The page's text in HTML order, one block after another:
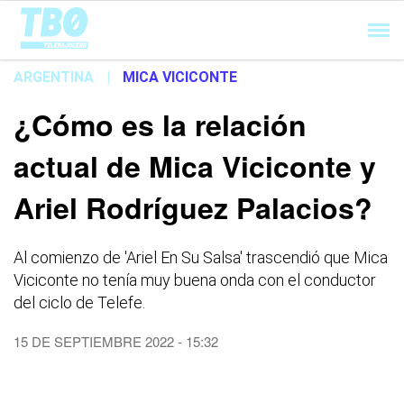
Cargando...
ARGENTINA | MICA VICICONTE
¿Cómo es la relación
actual de Mica Viciconte y
Ariel Rodríguez Palacios?
Al comienzo de 'Ariel En Su Salsa' trascendió que Mica
Viciconte no tenía muy buena onda con el conductor
del ciclo de Telefe.
15 DE SEPTIEMBRE 2022 - 15:32